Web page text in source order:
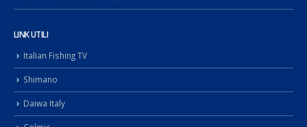
LINK UTILI
Italian Fishing TV
Shimano
Daiwa Italy